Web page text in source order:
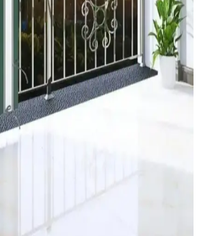
tasarlanan mutfak ve balkon masası ile
görünüm ve dayanıklılık özellikleriyle öne
kalitesi ve montaj sorunları kullanıcı
arasında yer alıyor.
Beyaz Katlanabilir Plise
Pratik Çözüm İçin Uygun
beyaz katlanabilir plise perde, estetik ve
Kolay montajı ve dayanıklı polyester
şıklık ve mahremiyet sağlar.
Siyah Yuvarlak Çiçeklik Seti
Dekorasyon Çözümü
dış mekanlara şıklık katıyor, farklı
sunar.